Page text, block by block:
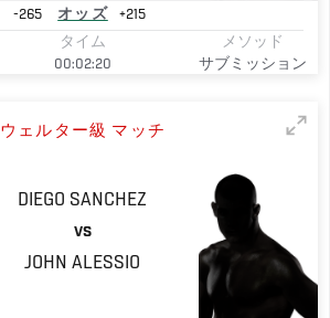
-265 オッズ
+215
タイム
00:02:20
メソッド
サブミッション
ウェルター級 マッチ
DIEGO SANCHEZ
VS
JOHN ALESSIO